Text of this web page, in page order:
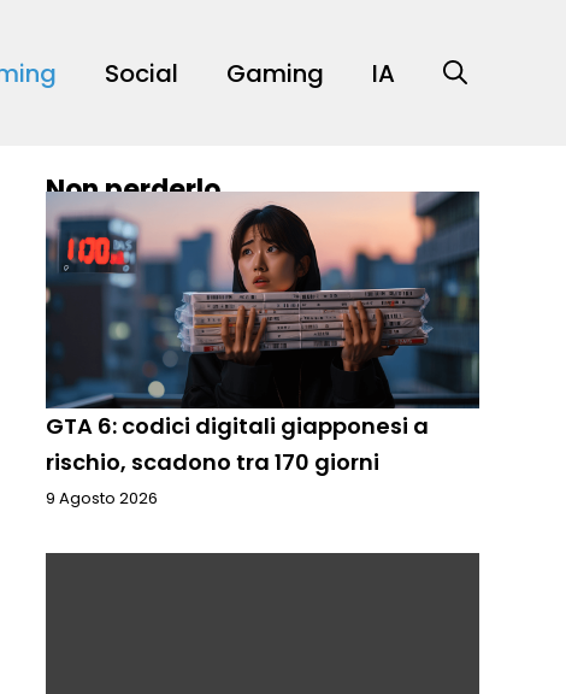
Social Gaming IA
Non perderlo
GTA 6: codici digitali giapponesi a
rischio, scadono tra 170 giorni
9 Agosto 2026